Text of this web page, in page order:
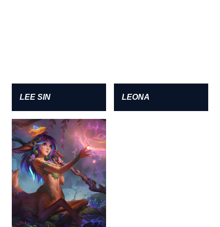
LEE SIN LEONA